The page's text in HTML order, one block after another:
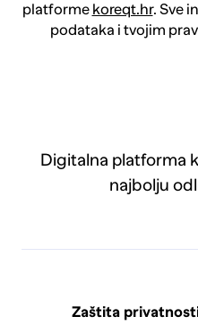
platforme koreqt.hr. Sve
podataka i tvojim
Digitalna platforma
najbolju
Zaštita